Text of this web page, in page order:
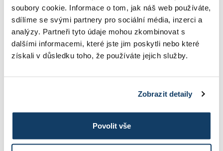
soubory cookie. Informace o tom, jak náš web používáte,
sdílíme se svými partnery pro sociální média, inzerci a
analýzy. Partneři tyto údaje mohou zkombinovat s
dalšími informacemi, které jste jim poskytli nebo které
získali v důsledku toho, že používáte jejich služby.
Zobrazit detaily
Povolit vše
INFORMÁCIE O ŠTÚDIU
PRIHLÁŠKA